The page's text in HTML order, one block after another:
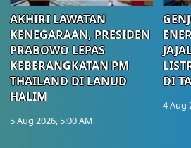
AKHIRI LAWATAN
KENEGARAAN, PRESIDEN
PRABOWO LEPAS
KEBERANGKATAN PM
THAILAND DI LANUD
HALIM
5 Aug 2026, 5:00 AM
DI
4 Aug